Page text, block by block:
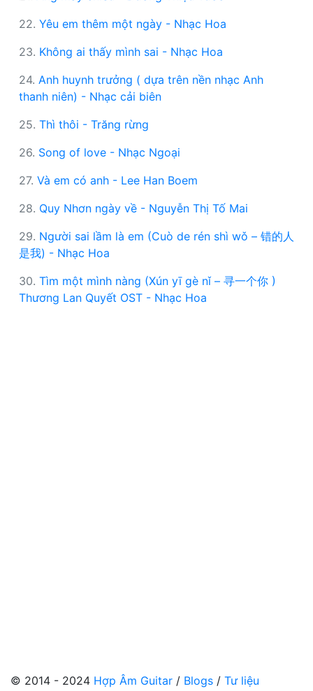
22. Yêu em thêm một ngày - Nhạc Hoa
23. Không ai thấy mình sai - Nhạc Hoa
24. Anh huynh trưởng ( dựa trên nền nhạc Anh
thanh niên) - Nhạc cải biên
25. Thì thôi - Trăng rừng
26. Song of love - Nhạc Ngoại
27. Và em có anh - Lee Han Boem
28. Quy Nhơn ngày về - Nguyễn Thị Tố Mai
29. Người sai lầm là em (Cuò de rén shì wǒ – 错的人
是我) - Nhạc Hoa
30. Tìm một mình nàng (Xún yī gè nǐ – 寻一个你 )
Thương Lan Quyết OST - Nhạc Hoa
© 2014 - 2024 Hợp Âm Guitar / Blogs / Tư liệu